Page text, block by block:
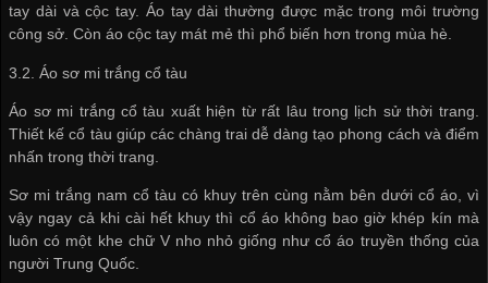
tay dài và cộc tay. Áo tay dài thường được mặc trong môi trường
công sở. Còn áo cộc tay mát mẻ thì phổ biến hơn trong mùa hè.
3.2. Áo sơ mi trắng cổ tàu
Áo sơ mi trắng cổ tàu xuất hiện từ rất lâu trong lịch sử thời trang.
Thiết kế cổ tàu giúp các chàng trai dễ dàng tạo phong cách và điểm
nhấn trong thời trang.
Sơ mi trắng nam cổ tàu có khuy trên cùng nằm bên dưới cổ áo, vì
vậy ngay cả khi cài hết khuy thì cổ áo không bao giờ khép kín mà
luôn có một khe chữ V nho nhỏ giống như cổ áo truyền thống của
người Trung Quốc.